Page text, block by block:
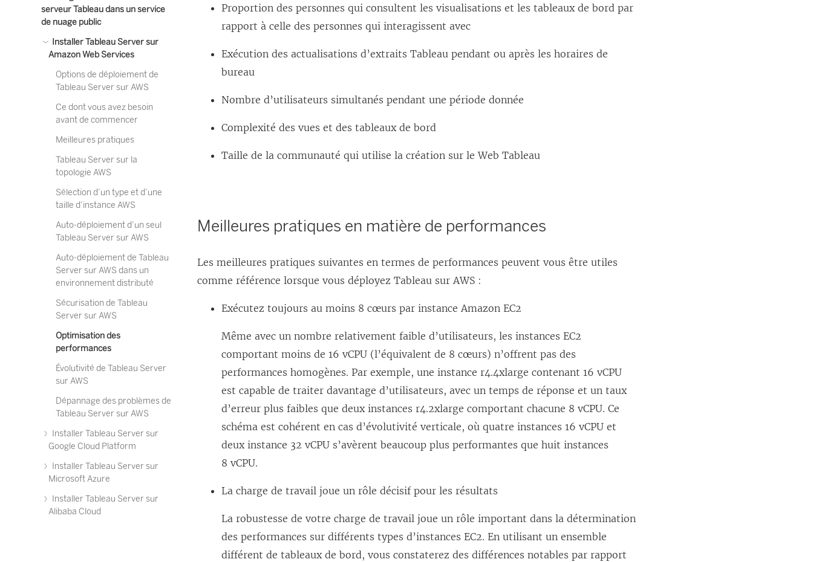
serveur Tableau dans un service
de nuage public
Installer Tableau Server sur
Amazon Web Services
Options de déploiement de
Tableau Server sur AWS
Ce dont vous avez besoin
avant de commencer
Meilleures pratiques
Tableau Server sur la
topologie AWS
Sélection d’un type et d’une
taille d’instance AWS
Auto-déploiement d’un seul
Tableau Server sur AWS
Auto-déploiement de Tableau
Server sur AWS dans un
environnement distributé
Sécurisation de Tableau
Server sur AWS
Optimisation des
performances
Évolutivité de Tableau Server
sur AWS
Dépannage des problèmes de
Tableau Server sur AWS
Installer Tableau Server sur
Google Cloud Platform
Installer Tableau Server sur
Microsoft Azure
Installer Tableau Server sur
Alibaba Cloud
f
e
n
r
e
l
f
ê
)
e
e
n
e
Proportion des personnes qui consultent les visualisations et les tableaux de bord par
rapport à celle des personnes qui interagissent avec
Exécution des actualisations d’extraits Tableau pendant ou après les horaires de
bureau
Nombre d’utilisateurs simultanés pendant une période donnée
Complexité des vues et des tableaux de bord
Taille de la communauté qui utilise la création sur le Web Tableau
Meilleures pratiques en matière de performances
Les meilleures pratiques suivantes en termes de performances peuvent vous être utiles
comme référence lorsque vous déployez Tableau sur AWS :
Exécutez toujours au moins 8 cœurs par instance Amazon EC2
Même avec un nombre relativement faible d’utilisateurs, les instances EC2
comportant moins de 16 vCPU (l’équivalent de 8 cœurs) n’offrent pas des
performances homogènes. Par exemple, une instance r4.4xlarge contenant 16 vCPU
est capable de traiter davantage d’utilisateurs, avec un temps de réponse et un taux
d’erreur plus faibles que deux instances r4.2xlarge comportant chacune 8 vCPU. Ce
schéma est cohérent en cas d’évolutivité verticale, où quatre instances 16 vCPU et
deux instance 32 vCPU s’avèrent beaucoup plus performantes que huit instances
8 vCPU.
La charge de travail joue un rôle décisif pour les résultats
La robustesse de votre charge de travail joue un rôle important dans la détermination
des performances sur différents types d’instances EC2. En utilisant un ensemble
différent de tableaux de bord, vous constaterez des différences notables par rapport